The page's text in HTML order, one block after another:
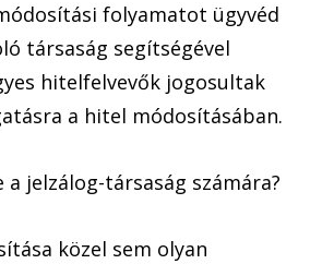
folyamatot ügyvéd
társaság segítségével
hitelfelvevők jogosultak
a hitel módosításában.
a jelzálog-társaság számára?
közel sem olyan